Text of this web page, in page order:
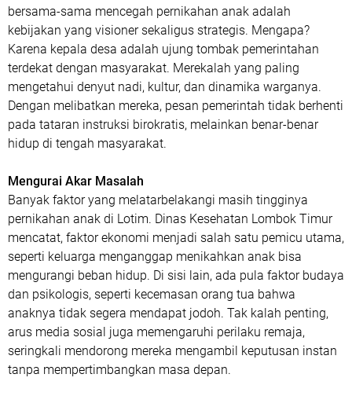
bersama-sama mencegah pernikahan anak adalah
kebijakan yang visioner sekaligus strategis. Mengapa?
Karena kepala desa adalah ujung tombak pemerintahan
terdekat dengan masyarakat. Merekalah yang paling
mengetahui denyut nadi, kultur, dan dinamika warganya.
Dengan melibatkan mereka, pesan pemerintah tidak berhenti
pada tataran instruksi birokratis, melainkan benar-benar
hidup di tengah masyarakat.
Mengurai Akar Masalah
Banyak faktor yang melatarbelakangi masih tingginya
pernikahan anak di Lotim. Dinas Kesehatan Lombok Timur
mencatat, faktor ekonomi menjadi salah satu pemicu utama,
seperti keluarga menganggap menikahkan anak bisa
mengurangi beban hidup. Di sisi lain, ada pula faktor budaya
dan psikologis, seperti kecemasan orang tua bahwa
anaknya tidak segera mendapat jodoh. Tak kalah penting,
arus media sosial juga memengaruhi perilaku remaja,
seringkali mendorong mereka mengambil keputusan instan
tanpa mempertimbangkan masa depan.